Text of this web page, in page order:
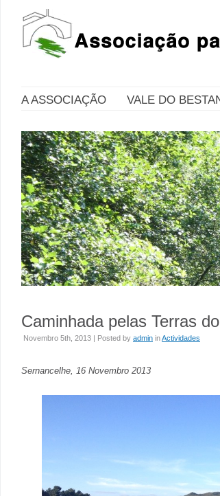
A ASSOCIAÇÃO VALE DO
Caminhada pelas Terras
Novembro 5th, 2013 | Posted by admin inActividades
Sernancelhe, 16 Novembro 2013